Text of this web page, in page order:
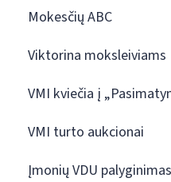
Mokesčių ABC
Viktorina moksleiviams
VMI kviečia į
VMI turto aukcionai
Įmonių VDU palyginimas